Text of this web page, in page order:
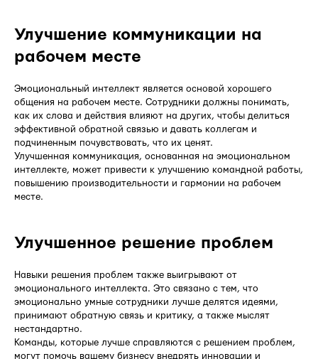
Улучшение коммуникации на
рабочем месте
Эмоциональный интеллект является основой хорошего
общения на рабочем месте. Сотрудники должны понимать,
как их слова и действия влияют на других, чтобы делиться
эффективной обратной связью и давать коллегам и
подчиненным почувствовать, что их ценят.
Улучшенная коммуникация, основанная на эмоциональном
интеллекте, может привести к улучшению командной работы,
повышению производительности и гармонии на рабочем
месте.
Улучшенное решение проблем
Навыки решения проблем также выигрывают от
эмоционального интеллекта. Это связано с тем, что
эмоционально умные сотрудники лучше делятся идеями,
принимают обратную связь и критику, а также мыслят
нестандартно.
Команды, которые лучше справляются с решением проблем,
могут помочь вашему бизнесу внедрять инновации и